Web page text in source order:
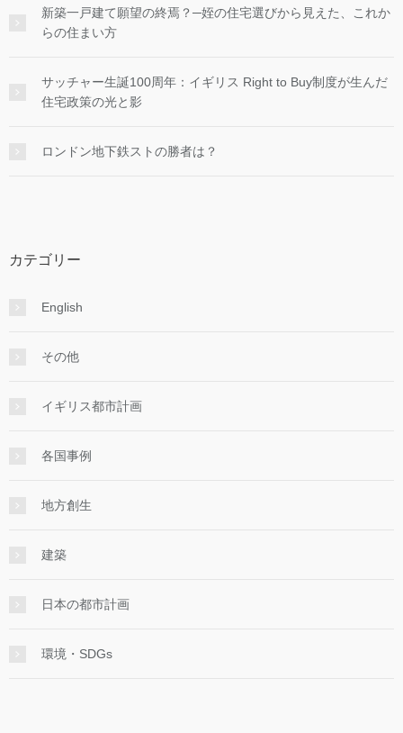
新築一戸建て願望の終焉？─姪の住宅選びから見えた、これか
らの住まい方
サッチャー生誕100周年：イギリス Right to Buy制度が生んだ
住宅政策の光と影
ロンドン地下鉄ストの勝者は？
カテゴリー
English
その他
イギリス都市計画
各国事例
地方創生
建築
日本の都市計画
環境・SDGs